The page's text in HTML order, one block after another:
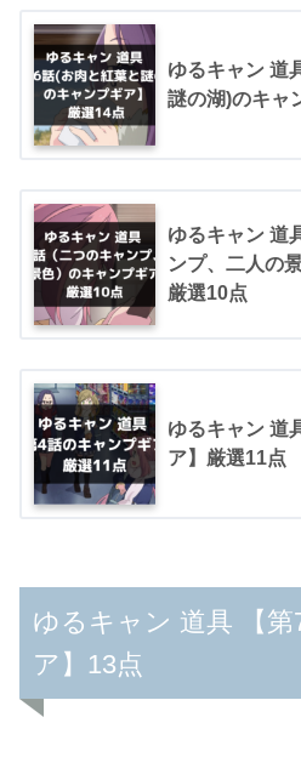
ゆるキャン 道
謎の湖)のキャ
ゆるキャン 道
ンプ、二人の
厳選10点
ゆるキャン 道
ア】厳選11点
ゆるキャン 道具 【
ア】13点